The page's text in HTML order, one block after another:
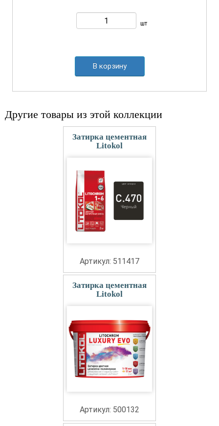
шт
В корзину
Другие товары из этой коллекции
Затирка цементная
Litokol
Артикул: 511417
Затирка цементная
Litokol
Артикул: 500132